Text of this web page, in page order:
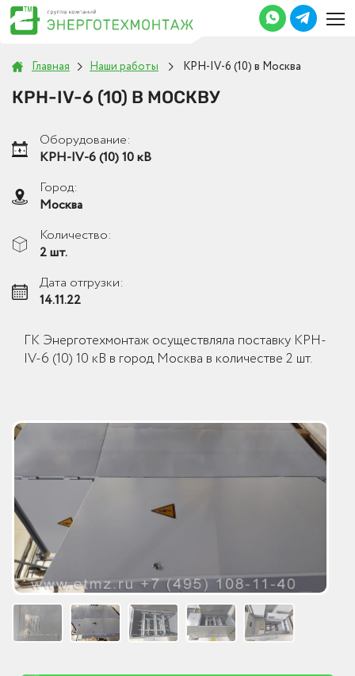
Главная Наши работы КРН-IV-6 (10) в Москва
КРН-IV-6 (10) В МОСКВУ
Оборудование:
КРН-IV-6 (10) 10 кВ
Город:
Москва
Количество:
2 шт.
Дата отгрузки:
14.11.22
ГК Энерготехмонтаж осуществляла поставку КРН-
IV-6 (10) 10 кВ в город Москва в количестве 2 шт.